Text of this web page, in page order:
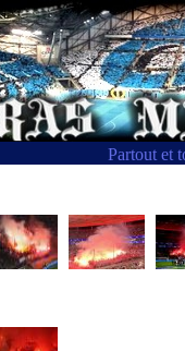
Partout et